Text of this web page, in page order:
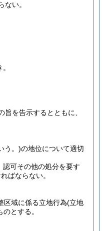
い。
を告示するとともに、
う。)の地位について適切
可その他の処分を要す
ばならない。
区域に係る立地行為(立地
とする。